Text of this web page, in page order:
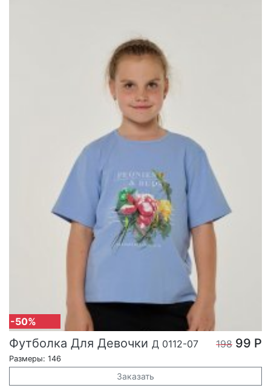
-50%
Футболка Для Девочки Д 0112-07 198 99 Р
Размеры: 146
Заказать